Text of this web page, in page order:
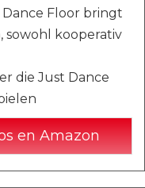
Floor bringt
sowohl kooperativ
die Just Dance
en Amazon